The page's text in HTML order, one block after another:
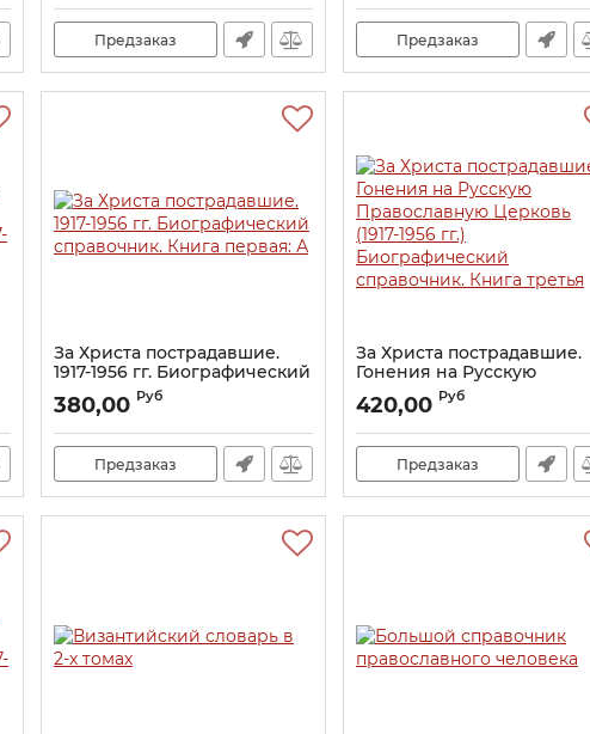
Предзаказ Предзаказ
За Христа пострадавшие.
1917-1956 гг. Биографический
справочник. Книга первая:
А
Артикул: 19583
380,00 Руб
Предзаказ
За Христа пострадавшие.
Гонения на Русскую
Православную Церковь
(1917-1956 гг.)
Биографический
справочник. Книга третья
Артикул: 21771
420,00 Руб
Предзаказ